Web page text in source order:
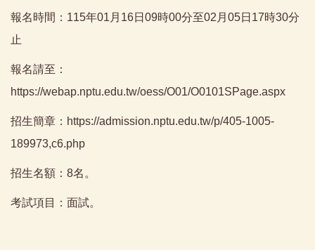
報名時間：115年01月16日09時00分至02月05日17時30分
止
報名請至：
https://webap.nptu.edu.tw/oess/O01/O0101SPage.aspx
招生簡章： https://admission.nptu.edu.tw/p/405-1005-
189973,c6.php
招生名額：8名。
考試項目：面試。